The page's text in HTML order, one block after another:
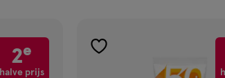
2e
halve prijs
toevoegen